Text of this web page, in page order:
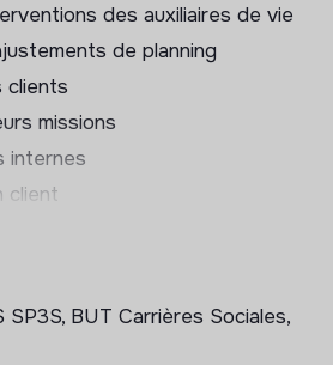
des auxiliaires de vie
de planning
clients
missions
internes
client
BUT Carrières Sociales,